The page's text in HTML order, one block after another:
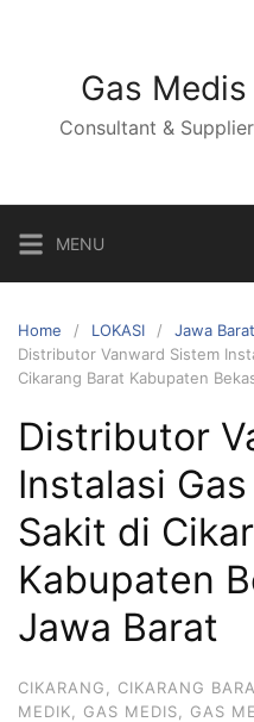
Gas
Consultant &
MENU
Home LOKASI Jawa Barat
Distributor Vanward Sistem
Cikarang Barat Kabupaten
Distributor
Instalasi
Sakit di
Kabupaten
Jawa Barat
CIKARANG CIKARANG
MEDIK
GAS MEDIS GAS